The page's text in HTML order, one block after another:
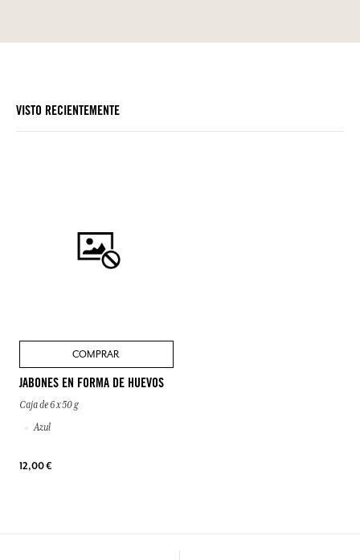
VISTO RECIENTEMENTE
COMPRAR
JABONES EN FORMA DE HUEVOS
Caja de 6 x 50 g
Azul
12,00 €